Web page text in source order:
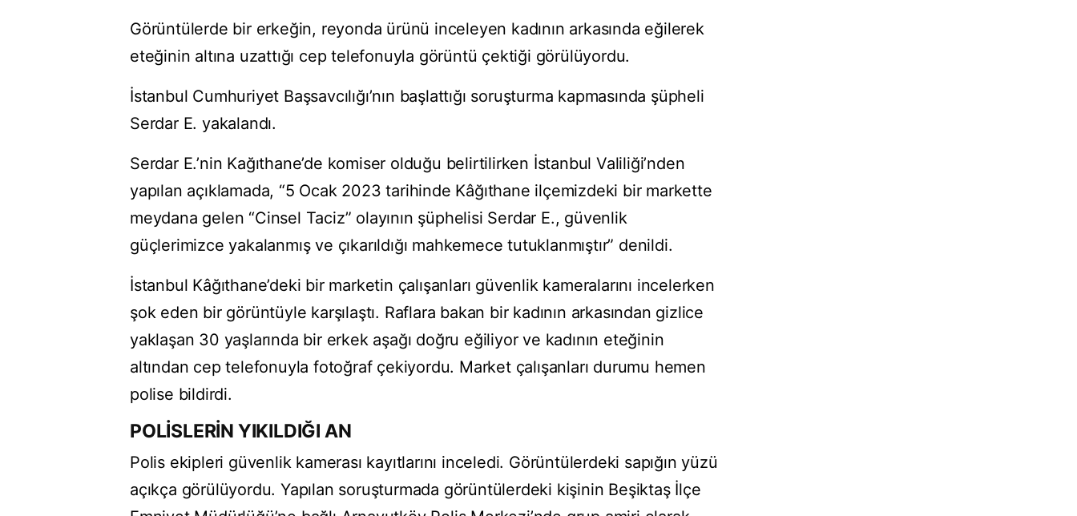
Görüntülerde bir erkeğin, reyonda ürünü inceleyen kadının arkasında eğilerek
eteğinin altına uzattığı cep telefonuyla görüntü çektiği görülüyordu.
İstanbul Cumhuriyet Başsavcılığı’nın başlattığı soruşturma kapmasında şüpheli
Serdar E. yakalandı.
Serdar E.’nin Kağıthane’de komiser olduğu belirtilirken İstanbul Valiliği’nden
yapılan açıklamada, “5 Ocak 2023 tarihinde Kâğıthane ilçemizdeki bir markette
meydana gelen “Cinsel Taciz” olayının şüphelisi Serdar E., güvenlik
güçlerimizce yakalanmış ve çıkarıldığı mahkemece tutuklanmıştır” denildi.
İstanbul Kâğıthane’deki bir marketin çalışanları güvenlik kameralarını incelerken
şok eden bir görüntüyle karşılaştı. Raflara bakan bir kadının arkasından gizlice
yaklaşan 30 yaşlarında bir erkek aşağı doğru eğiliyor ve kadının eteğinin
altından cep telefonuyla fotoğraf çekiyordu. Market çalışanları durumu hemen
polise bildirdi.
POLİSLERİN YIKILDIĞI AN
Polis ekipleri güvenlik kamerası kayıtlarını inceledi. Görüntülerdeki sapığın yüzü
açıkça görülüyordu. Yapılan soruşturmada görüntülerdeki kişinin Beşiktaş İlçe